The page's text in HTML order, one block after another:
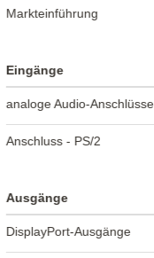
Markteinführung
Eingänge
analoge Audio-Anschlüsse
Anschluss - PS/2
Ausgänge
DisplayPort-Ausgänge